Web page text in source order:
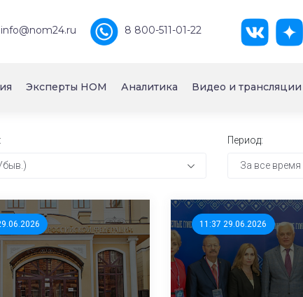
info@nom24.ru 8 800-511-01-22
Эксперты НОМ Аналитика Видео и трансляции
Период:
За все время
11:37 29.06.2026